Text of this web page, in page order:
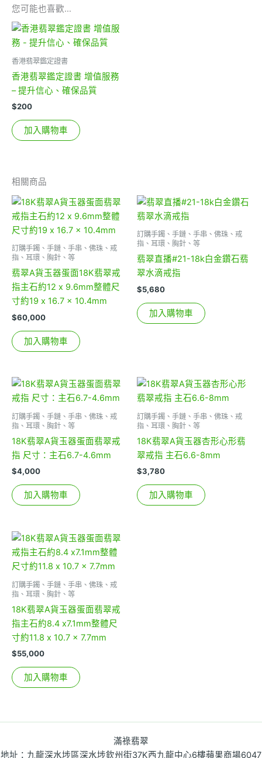
您可能也喜歡…
香港翡翠鑑定證書
香港翡翠鑑定證書 增值服務
– 提升信心、確保品質
$200
加入購物車
相關商品
訂購手鐲、手鏈、手串、佛珠、戒
指、耳環、胸針、等
翡翠A貨玉器蛋面18K翡翠戒
指主石約12 x 9.6mm整體尺
寸約19 x 16.7 x 10.4mm
$60,000
加入購物車
訂購手鐲、手鏈、手串、佛珠、戒
指、耳環、胸針、等
翡翠直播#21-18k白金鑽石翡
翠水滴戒指
$5,680
加入購物車
訂購手鐲、手鏈、手串、佛珠、戒
指、耳環、胸針、等
18K翡翠A貨玉器蛋面翡翠戒
指 尺寸：主石6.7-4.6mm
$4,000
加入購物車
訂購手鐲、手鏈、手串、佛珠、戒
指、耳環、胸針、等
18K翡翠A貨玉器杏形心形翡
翠戒指 主石6.6-8mm
$3,780
加入購物車
訂購手鐲、手鏈、手串、佛珠、戒
指、耳環、胸針、等
18K翡翠A貨玉器蛋面翡翠戒
指主石約8.4 x7.1mm整體尺
寸約11.8 x 10.7 x 7.7mm
$55,000
加入購物車
滿祿翡翠
地址：九龍深水埗區深水埗欽州街37K西九龍中心6樓蘋果商場6047